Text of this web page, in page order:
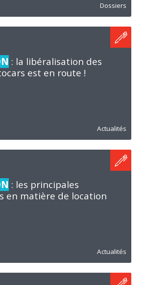
Dossiers
Actualités
: la libéralisation des
est en route !
Actualités
: les principales
en matière de location